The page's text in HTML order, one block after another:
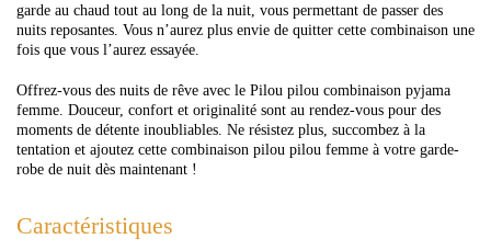
garde au chaud tout au long de la nuit, vous permettant de passer des
nuits reposantes. Vous n’aurez plus envie de quitter cette combinaison une
fois que vous l’aurez essayée.
Offrez-vous des nuits de rêve avec le Pilou pilou combinaison pyjama
femme. Douceur, confort et originalité sont au rendez-vous pour des
moments de détente inoubliables. Ne résistez plus, succombez à la
tentation et ajoutez cette combinaison pilou pilou femme à votre garde-
robe de nuit dès maintenant !
Caractéristiques